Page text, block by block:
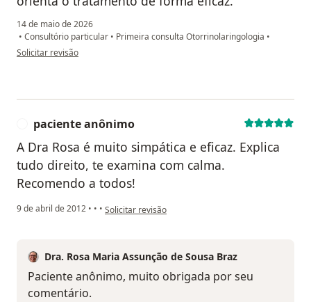
14 de maio de 2026
• Consultório particular • Primeira consulta Otorrinolaringologia •
na opinião do utilizador Luiza Dantas
Solicitar revisão
paciente anônimo
A Dra Rosa é muito simpática e eficaz. Explica
tudo direito, te examina com calma.
Recomendo a todos!
9 de abril de 2012 • • • na opinião do utilizador paciente anônimo
Solicitar revisão
Dra. Rosa Maria Assunção de Sousa Braz
Paciente anônimo, muito obrigada por seu
comentário.